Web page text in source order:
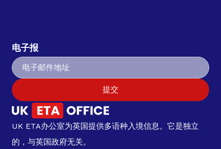
电子报
提交
UK ETA办公室为英国提供多语种入境信息。它是独立
的，与英国政府无关。